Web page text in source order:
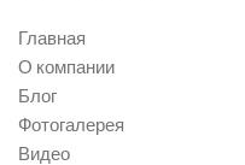
Главная
О компании
Блог
Фотогалерея
Видео